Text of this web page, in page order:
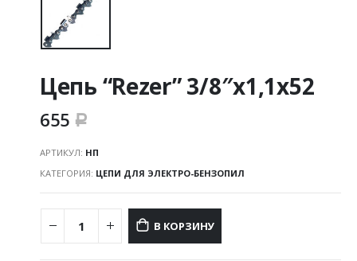
Цепь “Rezer” 3/8″х1,1х52
655 Р
АРТИКУЛ: НП
КАТЕГОРИЯ: ЦЕПИ ДЛЯ ЭЛЕКТРО-БЕНЗОПИЛ
В КОРЗИНУ